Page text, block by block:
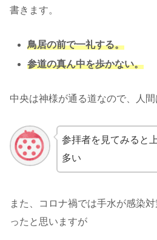
書きます。
鳥居の前で一礼する。
参道の真ん中を歩かない。
中央は神様が通る道なので、人間
参拝者を見てみると
多い
また、コロナ禍では手水が感染
ったと思いますが